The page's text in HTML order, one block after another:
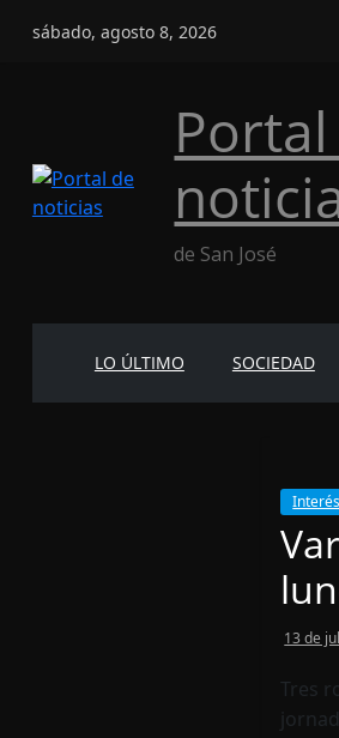
sábado, agosto 8, 2026
de San José
LO ÚLTIMO SOCIEDAD
13 de
Tres